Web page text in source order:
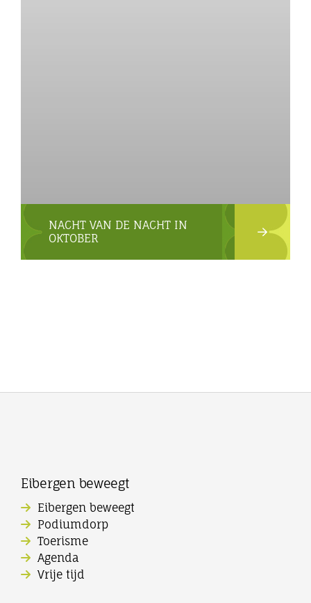
NACHT VAN DE NACHT IN
OKTOBER
Eibergen beweegt
Eibergen beweegt
Podiumdorp
Toerisme
Agenda
Vrije tijd